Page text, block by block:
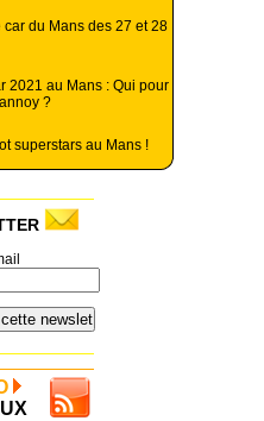
du Mans des 27 et 28
2021 au Mans : Qui pour
?
superstars au Mans !